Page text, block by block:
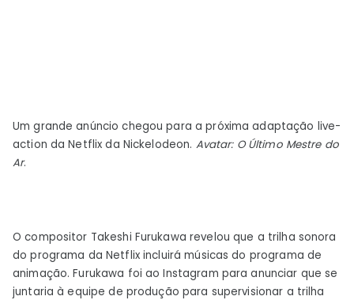
Um grande anúncio chegou para a próxima adaptação live-
action da Netflix da Nickelodeon. Avatar: O Último Mestre do
Ar.
O compositor Takeshi Furukawa revelou que a trilha sonora
do programa da Netflix incluirá músicas do programa de
animação. Furukawa foi ao Instagram para anunciar que se
juntaria à equipe de produção para supervisionar a trilha